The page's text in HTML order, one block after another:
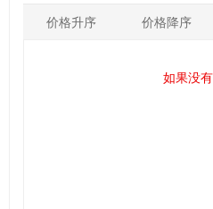
价格升序 价格降序
如果没